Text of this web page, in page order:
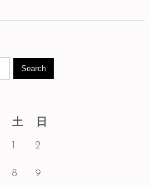
土
日
1
2
8 9